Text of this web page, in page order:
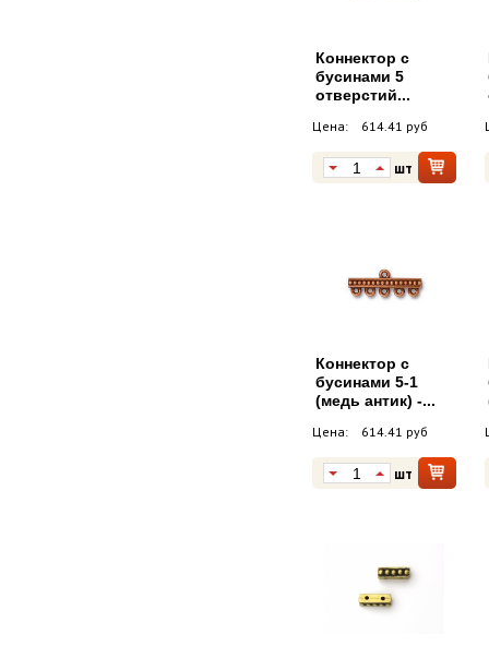
Коннектор с
бусинами 5
отверстий...
Цена: 614.41 руб
шт
Коннектор с
бусинами 5-1
(медь антик) -...
Цена: 614.41 руб
шт